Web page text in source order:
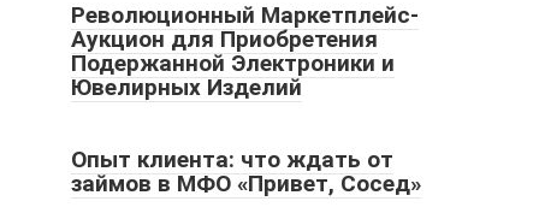
Революционный Маркетплейс-
Аукцион для Приобретения
Подержанной Электроники и
Ювелирных Изделий
Опыт клиента: что ждать от
займов в МФО «Привет, Сосед»